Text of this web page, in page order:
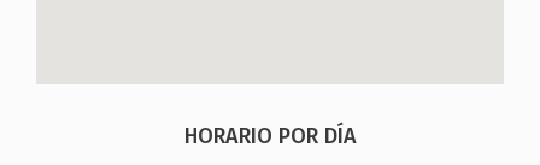
HORARIO POR DÍA